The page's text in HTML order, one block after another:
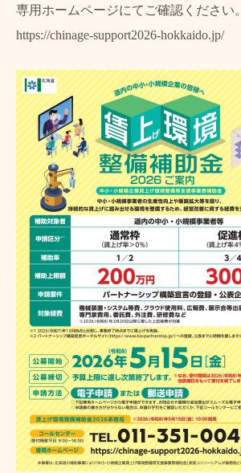
専用ホームページにてご確認ください。
https://chinage-support2026-hokkaido.jp/